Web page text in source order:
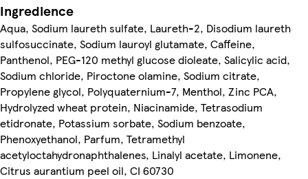
Ingredience
Aqua, Sodium laureth sulfate, Laureth-2, Disodium laureth
sulfosuccinate, Sodium lauroyl glutamate, Caffeine,
Panthenol, PEG-120 methyl glucose dioleate, Salicylic acid,
Sodium chloride, Piroctone olamine, Sodium citrate,
Propylene glycol, Polyquaternium-7, Menthol, Zinc PCA,
Hydrolyzed wheat protein, Niacinamide, Tetrasodium
etidronate, Potassium sorbate, Sodium benzoate,
Phenoxyethanol, Parfum, Tetramethyl
acetyloctahydronaphthalenes, Linalyl acetate, Limonene,
Citrus aurantium peel oil, CI 60730